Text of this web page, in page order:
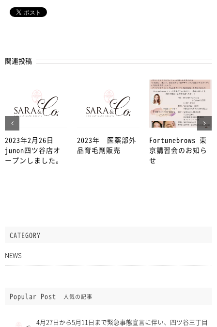
関連投稿
2023年2月26日
junon四ツ谷店オ
ープンしました。
2023年 医薬部外
品育毛剤販売
Fortunebrows 東
京講習会のお知ら
せ
CATEGORY
NEWS
Popular Post 人気の記事
4月27日から5月11日まで緊急事態宣言に伴い、四ツ谷三丁目